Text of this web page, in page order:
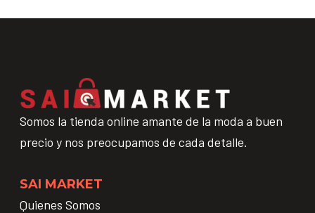
Somos la tienda online amante de la moda a buen
precio y nos preocupamos de cada detalle.
SAI MARKET
Quienes Somos